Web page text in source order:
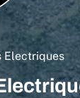
Electriques